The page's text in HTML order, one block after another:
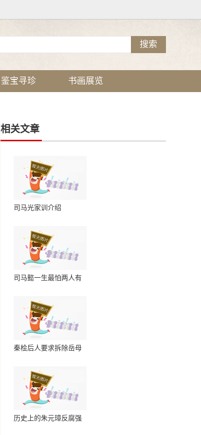
鉴宝寻珍 书画展览
相关文章
司马光家训介绍
司马懿一生最怕两人有
秦桧后人要求拆除岳母
历史上的朱元璋反腐强